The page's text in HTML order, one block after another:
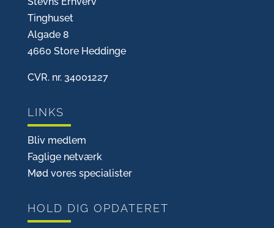
Tinghuset
Algade 8
4660 Store Heddinge
CVR. nr. 34001227
LINKS
Bliv medlem
Faglige netværk
Mød vores specialister
HOLD DIG OPDATERET